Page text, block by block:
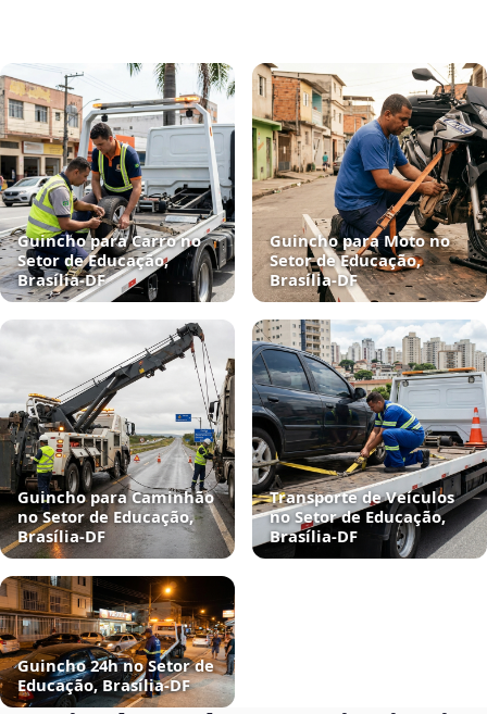
Guincho para Carro no
Setor de Educação,
Brasília‑DF
Guincho para Moto no
Setor de Educação,
Brasília‑DF
Guincho para Caminhão
no Setor de Educação,
Brasília‑DF
Transporte de Veículos
no Setor de Educação,
Brasília‑DF
Guincho 24h no Setor de
Educação, Brasília‑DF